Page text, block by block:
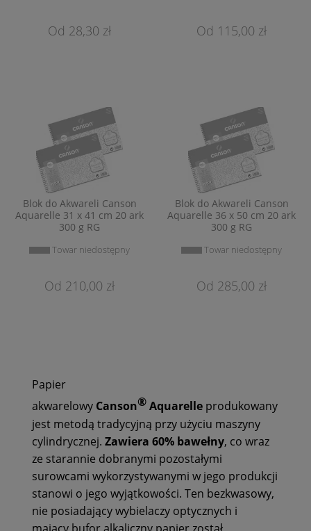
28,30 zł 115,00 zł
Blok do Akwareli Canson
Aquarelle 31 x 41 cm 20 ark
300 g RG
Towar niedostępny
210,00 zł
Blok do Akwareli Canson
Aquarelle 36 x 50 cm 20 ark
300 g RG
Towar niedostępny
285,00 zł
Papier
akwarelowy Canson®Aquarelle produkowany
jest metodą tradycyjną przy użyciu maszyny
cylindrycznej. Zawiera 60% bawełny, co wraz
ze starannie dobranymi pozostałymi
surowcami wykorzystywanymi w jego produkcji
stanowi o jego wyjątkowości. Ten bezkwasowy,
nie posiadający wybielaczy optycznych i